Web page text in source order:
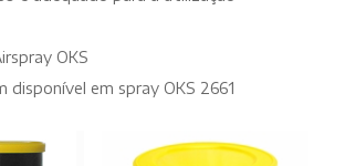
OKS
disponível em spray OKS 2661